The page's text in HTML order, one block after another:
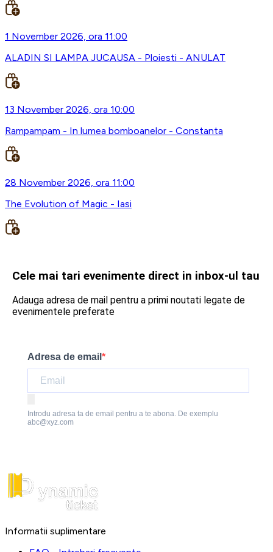
1 November 2026, ora 11:00
ALADIN SI LAMPA JUCAUSA - Ploiesti - ANULAT
13 November 2026, ora 10:00
Rampampam - In lumea bomboanelor - Constanta
28 November 2026, ora 11:00
The Evolution of Magic - Iasi
Cele mai tari evenimente direct in inbox-ul tau
Adauga adresa de mail pentru a primi noutati legate de
evenimentele preferate
Adresa de email
Introdu adresa ta de email pentru a te abona. De exemplu
abc@xyz.com
Informatii suplimentare